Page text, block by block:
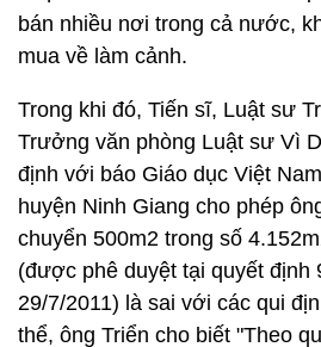
bán nhiều nơi trong cả nước,
mua về làm cảnh.
Trong khi đó, Tiến sĩ, Luật sư
Trưởng văn phòng Luật sư Vì
định với báo Giáo dục Việt
huyện Ninh Giang cho phép
chuyển 500m2 trong số
(được phê duyệt tại quyết định
29/7/2011) là sai với các qui
thể, ông Triển cho biết "Theo